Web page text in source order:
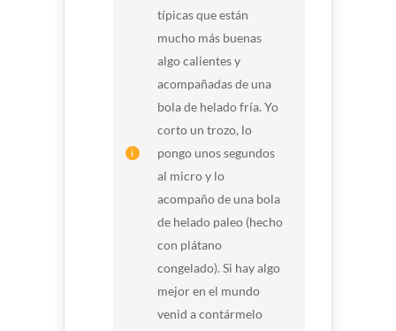
típicas que están
mucho más buenas
algo calientes y
acompañadas de una
bola de helado fría. Yo
corto un trozo, lo
pongo unos segundos
al micro y lo
acompaño de una bola
de helado paleo (hecho
con plátano
congelado). Si hay algo
mejor en el mundo
venid a contármelo